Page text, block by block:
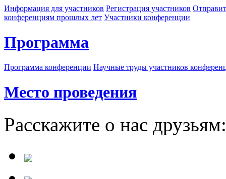
Информация для участников Регистрация участников
конференциям прошлых лет Участники конференции
Программа
Программа конференции Научные труды участников
Место проведения
Расскажите о нас друзьям: